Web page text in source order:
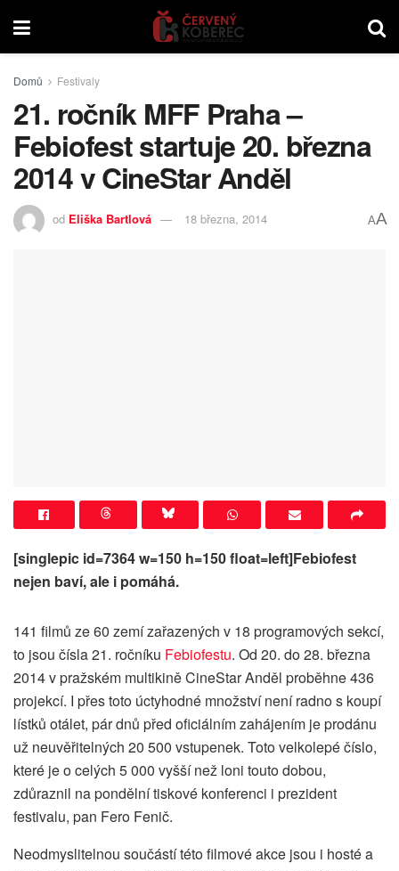
Domů Festivaly
21. ročník MFF Praha –
Febiofest startuje 20. března
2014 v CineStar Anděl
od Eliška Bartlová 18 března, 2014 AA
[singlepic id=7364 w=150 h=150 float=left]Febiofest
nejen baví, ale i pomáhá.
141 filmů ze 60 zemí zařazených v 18 programových sekcí,
to jsou čísla 21. ročníku Febiofestu. Od 20. do 28. března
2014 v pražském multikině CineStar Anděl proběhne 436
projekcí. I přes toto úctyhodné množství není radno s koupí
lístků otálet, pár dnů před oficiálním zahájením je prodánu
už neuvěřitelných 20 500 vstupenek. Toto velkolepé číslo,
které je o celých 5 000 vyšší než loni touto dobou,
zdůraznil na pondělní tiskové konferenci i prezident
festivalu, pan Fero Fenič.
Neodmyslitelnou součástí této filmové akce jsou i hosté a